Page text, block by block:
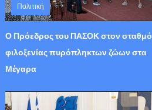
Πολιτική
Τετάρτη 05 Αυγούστου 2026 15:30
Ο Πρόεδρος του ΠΑΣΟΚ στον σταθμό
φιλοξενίας πυρόπληκτων ζώων στα
Μέγαρα